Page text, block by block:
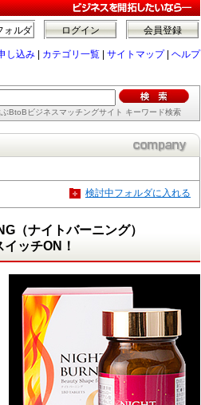
会員登録
ログイン
ォルダ
し込み カテゴリ一覧 サイトマップ| ヘルプ
BtoBビジネスマッチングサイト キーワード検索
検討中フォルダに入れる
（ナイトバーニング）
ッチON！